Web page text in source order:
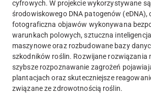
cyfrowych. W projekcie wykorzystywane
środowiskowego DNA patogenów (eDNA),
fotograficzna objawów wykonywana
warunkach polowych, sztuczna
maszynowe oraz rozbudowane bazy
szkodników roślin. Rozwijane rozwiązania
szybsze rozpoznawanie zagrożeń
plantacjach oraz skuteczniejsze
związane ze zdrowotnością roślin.